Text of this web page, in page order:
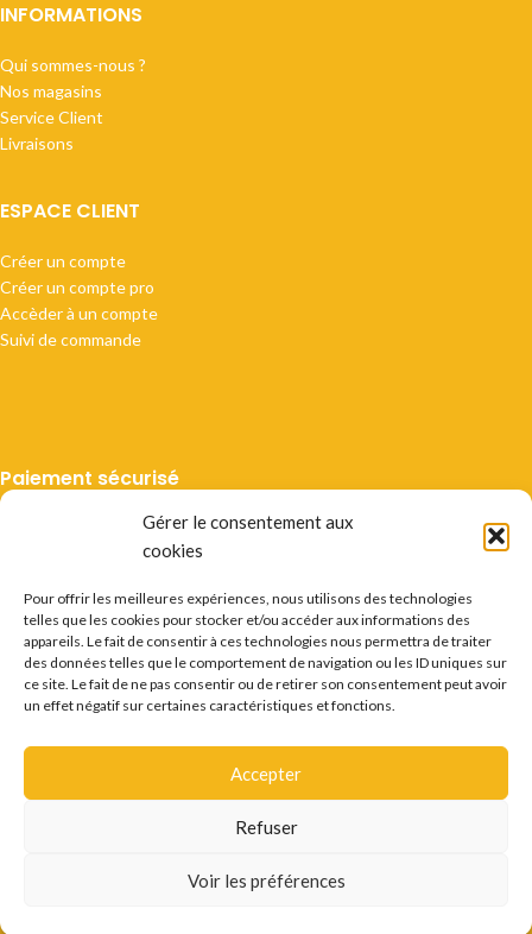
Gérer le consentement aux
cookies
Pour offrir les meilleures expériences, nous utilisons des technologies
telles que les cookies pour stocker et/ou accéder aux informations des
appareils. Le fait de consentir à ces technologies nous permettra de traiter
des données telles que le comportement de navigation ou les ID uniques sur
ce site. Le fait de ne pas consentir ou de retirer son consentement peut avoir
un effet négatif sur certaines caractéristiques et fonctions.
Accepter
Refuser
Voir les préférences
INFORMATIONS
Qui sommes-nous ?
Nos magasins
Service Client
Livraisons
ESPACE CLIENT
Créer un compte
Créer un compte pro
Accèder à un compte
Suivi de commande
Paiement sécurisé
Livraison suivie
Vie privée
Recrutement
CONSOMMER AVEC MODÉRATION.